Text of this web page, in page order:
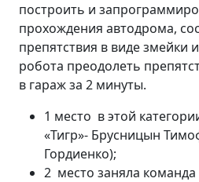
построить и
прохождения автодрома,
препятствия в виде змейки
робота преодолеть
в гараж за 2 минуты.
1 место в этой
«Тигр»- Брусницын
Гордиенко);
2 место заняла